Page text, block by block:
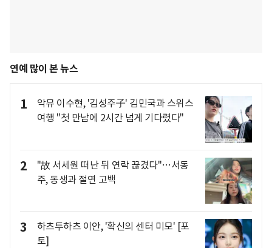
연예 많이 본 뉴스
1
악뮤 이수현, '김성주子' 김민국과 스위스
여행 "첫 만남에 2시간 넘게 기다렸다"
2
"故 서세원 떠난 뒤 연락 끊겼다"…서동
주, 동생과 절연 고백
3
하츠투하츠 이안, '확신의 센터 미모' [포
토]